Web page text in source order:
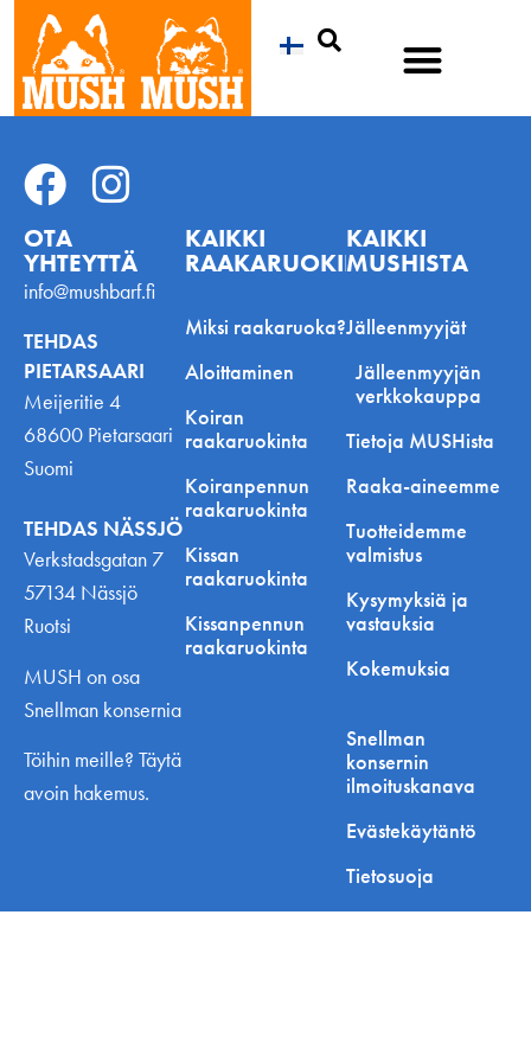
OTA
YHTEYTTÄ
info@mushbarf.fi
TEHDAS
PIETARSAARI
Meijeritie 4
68600 Pietarsaari
Suomi
TEHDAS NÄSSJÖ
Verkstadsgatan 7
57134 Nässjö
Ruotsi
MUSH on osa
Snellman konsernia
Töihin meille? Täytä
avoin hakemus.
KAIKKI
RAAKARUOKINNASTA
Miksi raakaruoka?
Aloittaminen
Koiran
raakaruokinta
Koiranpennun
raakaruokinta
Kissan
raakaruokinta
Kissanpennun
raakaruokinta
KAIKKI
MUSHISTA
Jälleenmyyjät
Jälleenmyyjän
verkkokauppa
Tietoja MUSHista
Raaka-aineemme
Tuotteidemme
valmistus
Kysymyksiä ja
vastauksia
Kokemuksia
Snellman
konsernin
ilmoituskanava
Evästekäytäntö
Tietosuoja